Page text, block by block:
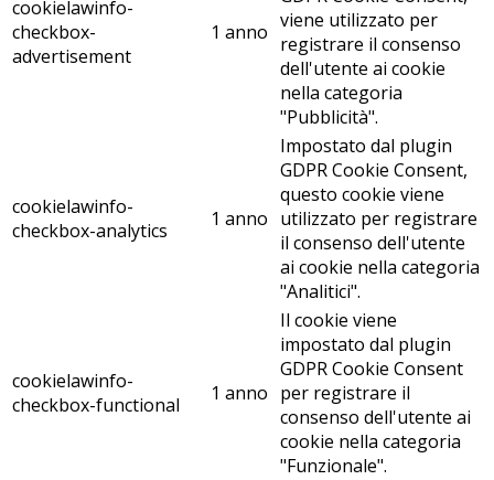
cookielawinfo-
checkbox-
advertisement
1 anno viene utilizzato per
registrare il consenso
dell'utente ai cookie
nella categoria
"Pubblicità".
cookielawinfo-
checkbox-analytics
1 anno
Impostato dal plugin
GDPR Cookie Consent,
questo cookie viene
utilizzato per registrare
il consenso dell'utente
ai cookie nella categoria
"Analitici".
cookielawinfo-
checkbox-functional
1 anno
Il cookie viene
impostato dal plugin
GDPR Cookie Consent
per registrare il
consenso dell'utente ai
cookie nella categoria
"Funzionale".